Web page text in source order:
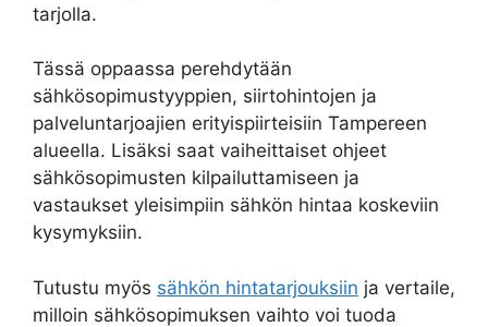
tarjolla.
Tässä oppaassa perehdytään
sähkösopimustyyppien, siirtohintojen ja
palveluntarjoajien erityispiirteisiin Tampereen
alueella. Lisäksi saat vaiheittaiset ohjeet
sähkösopimusten kilpailuttamiseen ja
vastaukset yleisimpiin sähkön hintaa koskeviin
kysymyksiin.
Tutustu myös sähkön hintatarjouksiin ja vertaile,
milloin sähkösopimuksen vaihto voi tuoda